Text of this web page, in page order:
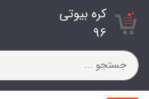
کره بیوتی
96